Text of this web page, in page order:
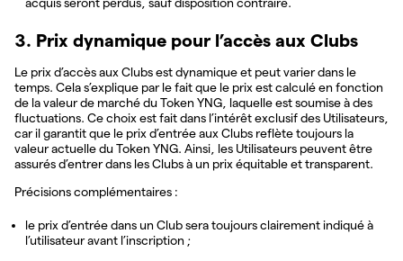
3. Prix dynamique pour l’accès aux Clubs
Le prix d’accès aux Clubs est dynamique et peut varier dans le
temps. Cela s’explique par le fait que le prix est calculé en fonction
de la valeur de marché du Token YNG, laquelle est soumise à des
fluctuations. Ce choix est fait dans l’intérêt exclusif des Utilisateurs,
car il garantit que le prix d’entrée aux Clubs reflète toujours la
valeur actuelle du Token YNG. Ainsi, les Utilisateurs peuvent être
assurés d’entrer dans les Clubs à un prix équitable et transparent.
Précisions complémentaires :
le prix d’entrée dans un Club sera toujours clairement indiqué à
l’utilisateur avant l’inscription ;